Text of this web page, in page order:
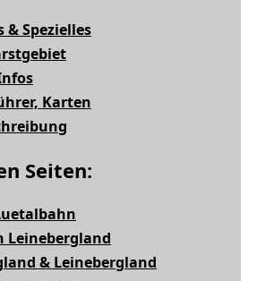
& Spezielles
Karten
Seiten:
Leinebergland
& Leinebergland